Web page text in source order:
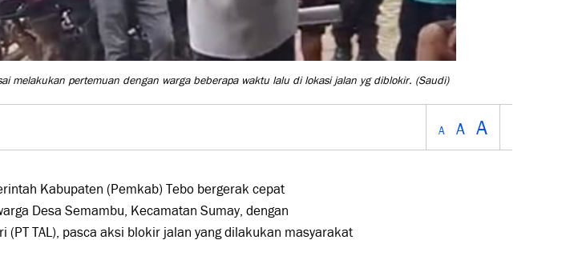
melakukan pertemuan dengan warga beberapa waktu lalu di lokasi jalan yg diblokir. (Saudi)
A A A
Kabupaten (Pemkab) Tebo bergerak cepat
Desa Semambu, Kecamatan Sumay, dengan
(PT TAL), pasca aksi blokir jalan yang dilakukan masyarakat